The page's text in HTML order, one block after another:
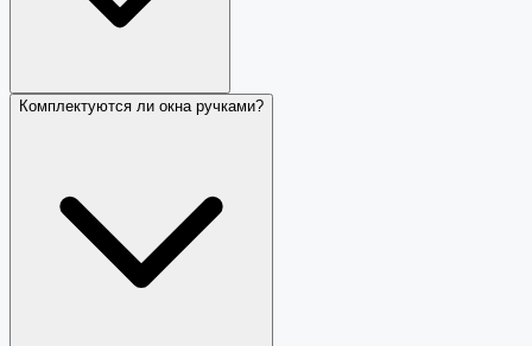
Комплектуются ли окна ручками?